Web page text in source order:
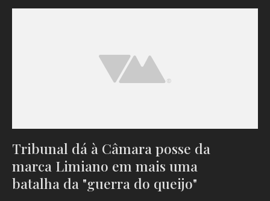
Tribunal dá à Câmara posse da
marca Limiano em mais uma
batalha da "guerra do queijo"